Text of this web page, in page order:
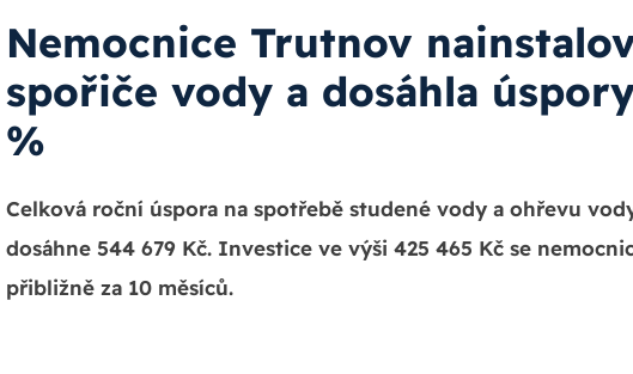
Nemocnice Trutnov
spořiče vody a dosáhla
%
Celková roční úspora na spotřebě studené vody a ohřevu
dosáhne 544 679 Kč. Investice ve výši 425 465 Kč se
přibližně za 10 měsíců.